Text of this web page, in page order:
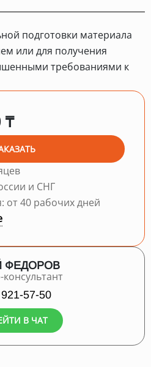
подготовки материала
или для получения
требованиями к
₸
и СНГ
от 40 рабочих дней
ФЕДОРОВ
57-50
В ЧАТ